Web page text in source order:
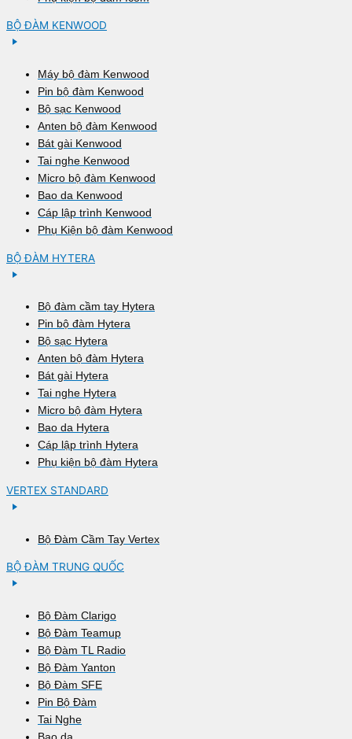
BỘ ĐÀM KENWOOD
Máy bộ đàm Kenwood
Pin bộ đàm Kenwood
Bộ sạc Kenwood
Anten bộ đàm Kenwood
Bát gài Kenwood
Tai nghe Kenwood
Micro bộ đàm Kenwood
Bao da Kenwood
Cáp lập trình Kenwood
Phụ Kiện bộ đàm Kenwood
BỘ ĐÀM HYTERA
Bộ đàm cầm tay Hytera
Pin bộ đàm Hytera
Bộ sạc Hytera
Anten bộ đàm Hytera
Bát gài Hytera
Tai nghe Hytera
Micro bộ đàm Hytera
Bao da Hytera
Cáp lập trình Hytera
Phụ kiện bộ đàm Hytera
VERTEX STANDARD
Bộ Đàm Cầm Tay Vertex
BỘ ĐÀM TRUNG QUỐC
Bộ Đàm Clarigo
Bộ Đàm Teamup
Bộ Đàm TL Radio
Bộ Đàm Yanton
Bộ Đàm SFE
Pin Bộ Đàm
Tai Nghe